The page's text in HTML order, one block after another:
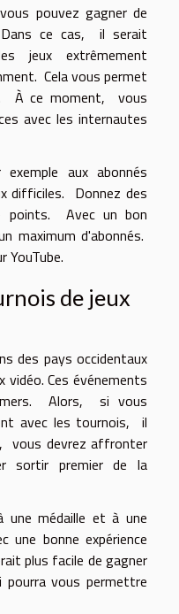
pouvez gagner de
Dans ce cas, il serait
jeux extrêmement
Cela vous permet
À ce moment, vous
avec les internautes
aux abonnés
difficiles. Donnez des
points. Avec un bon
maximum d'abonnés.
YouTube.
de jeux
des pays occidentaux
Ces événements
Alors, si vous
avec les tournois, il
vous devrez affronter
sortir premier de la
médaille et à une
une bonne expérience
plus facile de gagner
pourra vous permettre